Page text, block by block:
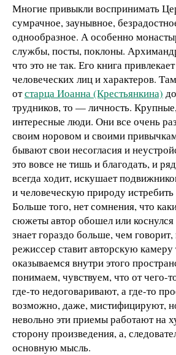
Многие привыкли воспринимать
сумрачное, заунывное,
однообразное. А особенно
службы, посты, поклоны.
что это не так. Его книга
человеческих лиц и характеров.
отстарца Иоанна (Крестьянкина)
трудников, то — личность.
интересные люди. Они все очень
своим норовом и своими
бывают свои несогласия и
это вовсе не тишь и благодать, и
всегда ходит, искушает
и человеческую природу
Больше того, нет сомнения, что
сюжеты автор обошел или коснулся
знает гораздо больше, чем
режиссер ставит авторскую
оказываемся внутри этого
понимаем, чувствуем, что от чего-
где-то недоговаривают, а где-то
возможно, даже, мистифицируют,
невольно эти приемы работают на
сторону произведения, а,
основную мысль.